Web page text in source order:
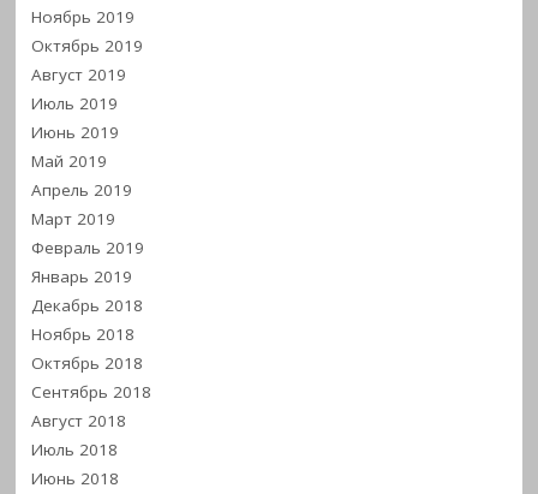
Ноябрь 2019
Октябрь 2019
Август 2019
Июль 2019
Июнь 2019
Май 2019
Апрель 2019
Март 2019
Февраль 2019
Январь 2019
Декабрь 2018
Ноябрь 2018
Октябрь 2018
Сентябрь 2018
Август 2018
Июль 2018
Июнь 2018